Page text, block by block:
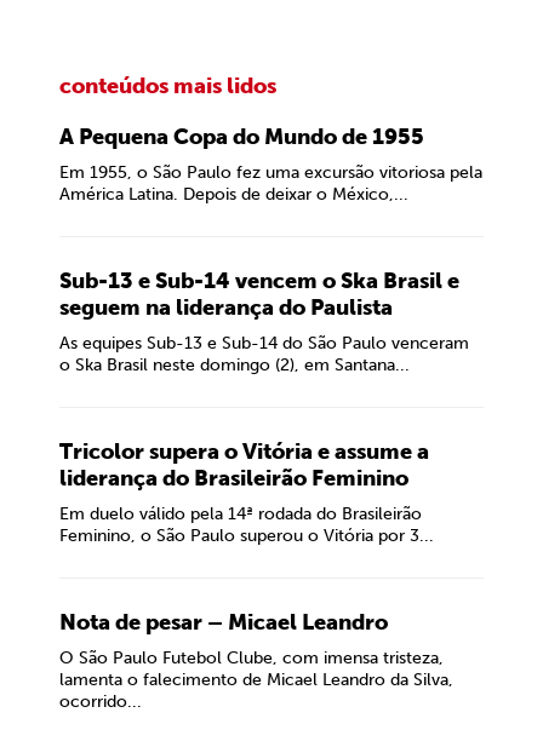
conteúdos mais lidos
A Pequena Copa do Mundo de 1955
Em 1955, o São Paulo fez uma excursão vitoriosa pela
América Latina. Depois de deixar o México,...
Sub-13 e Sub-14 vencem o Ska Brasil e
seguem na liderança do Paulista
As equipes Sub-13 e Sub-14 do São Paulo venceram
o Ska Brasil neste domingo (2), em Santana...
Tricolor supera o Vitória e assume a
liderança do Brasileirão Feminino
Em duelo válido pela 14ª rodada do Brasileirão
Feminino, o São Paulo superou o Vitória por 3...
Nota de pesar – Micael Leandro
O São Paulo Futebol Clube, com imensa tristeza,
lamenta o falecimento de Micael Leandro da Silva,
ocorrido...